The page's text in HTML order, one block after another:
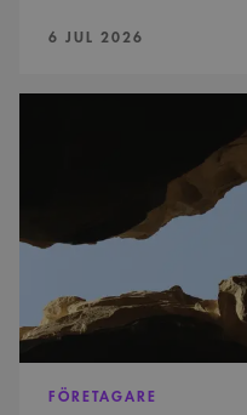
PUBLICERAD:
6 JUL 2026
Gapet
FÖRETAGARE